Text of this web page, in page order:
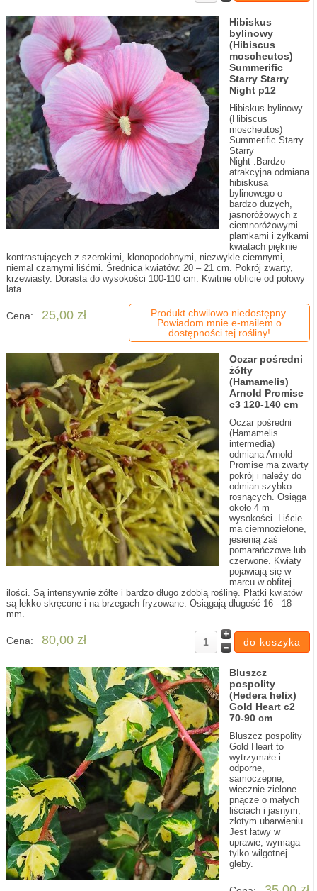
Hibiskus
bylinowy
(Hibiscus
moscheutos)
Summerific
Starry Starry
Night p12
Hibiskus bylinowy
(Hibiscus
moscheutos)
Summerific Starry
Starry
Night .Bardzo
atrakcyjna odmiana
hibiskusa
bylinowego o
bardzo dużych,
jasnoróżowych z
ciemnoróżowymi
plamkami i żyłkami
kwiatach pięknie
kontrastujących z szerokimi, klonopodobnymi, niezwykle ciemnymi,
niemal czarnymi liśćmi. Średnica kwiatów: 20 – 21 cm. Pokrój zwarty,
krzewiasty. Dorasta do wysokości 100-110 cm. Kwitnie obficie od połowy
lata.
Cena: 25,00 zł
Produkt chwilowo niedostępny.
Powiadom mnie e-mailem o
dostępności tej rośliny!
Oczar pośredni
żółty
(Hamamelis)
Arnold Promise
c3 120-140 cm
Oczar pośredni
(Hamamelis
intermedia)
odmiana Arnold
Promise ma zwarty
pokrój i należy do
odmian szybko
rosnących. Osiąga
około 4 m
wysokości. Liście
ma ciemnozielone,
jesienią zaś
pomarańczowe lub
czerwone. Kwiaty
pojawiają się w
marcu w obfitej
ilości. Są intensywnie żółte i bardzo długo zdobią roślinę. Płatki kwiatów
są lekko skręcone i na brzegach fryzowane. Osiągają długość 16 - 18
mm.
Cena: 80,00 zł
Bluszcz
pospolity
(Hedera helix)
Gold Heart c2
70-90 cm
Bluszcz pospolity
Gold Heart to
wytrzymałe i
odporne,
samoczepne,
wiecznie zielone
pnącze o małych
liściach i jasnym,
złotym ubarwieniu.
Jest łatwy w
uprawie, wymaga
tylko wilgotnej
gleby.